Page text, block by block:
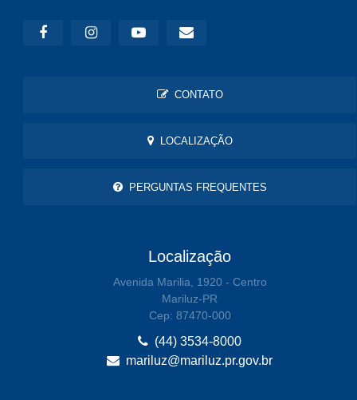
CONTATO
LOCALIZAÇÃO
PERGUNTAS FREQUENTES
Localização
Avenida Marilia, 1920 - Centro
Mariluz-PR
Cep: 87470-000
(44) 3534-8000
mariluz@mariluz.pr.gov.br